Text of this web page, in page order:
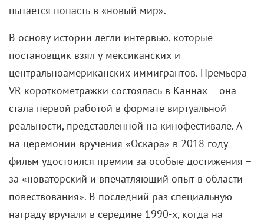
пытается попасть в «новый мир».
В основу истории легли интервью, которые
постановщик взял у мексиканских и
центральноамериканских иммигрантов. Премьера
VR-короткометражки состоялась в Каннах – она
стала первой работой в формате виртуальной
реальности, представленной на кинофестивале. А
на церемонии вручения «Оскара» в 2018 году
фильм удостоился премии за особые достижения –
за «новаторский и впечатляющий опыт в области
повествования». В последний раз специальную
награду вручали в середине 1990-х, когда на